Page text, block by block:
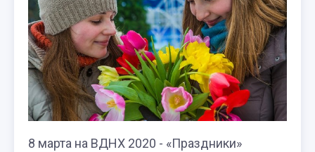
8 марта на ВДНХ 2020 - «Праздники»